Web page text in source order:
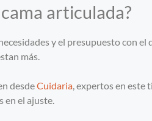
articulada?
y el presupuesto con el
más.
desdeCuidaria , expertos en este
en el ajuste.